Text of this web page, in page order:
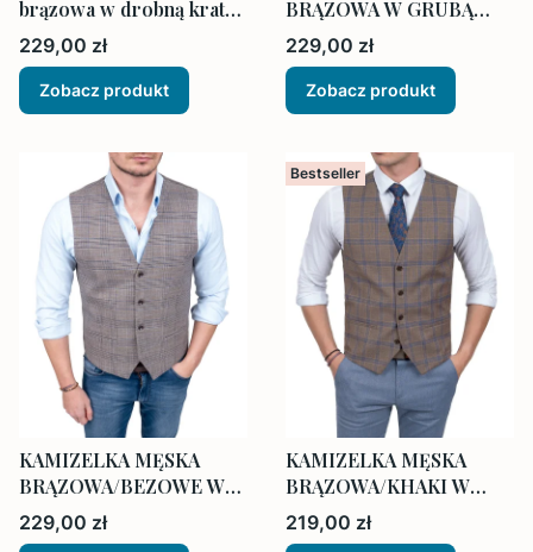
brązowa w drobną kratkę
elegancka
Cena
229,00 zł
Zobacz produkt
BRĄZOWA W GRUBĄ
KRATĘ + muszka i
poszetka
Cena
229,00 zł
Zobacz produkt
KAMIZELKA MĘSKA
BRĄZOWA/BEZOWE W
KRATĘ + muszka i
poszetka
Cena
229,00 zł
Bestseller
KAMIZELKA MĘSKA
BRĄZOWA/KHAKI W
KRATĘ + muszka i
poszetka
Cena
219,00 zł